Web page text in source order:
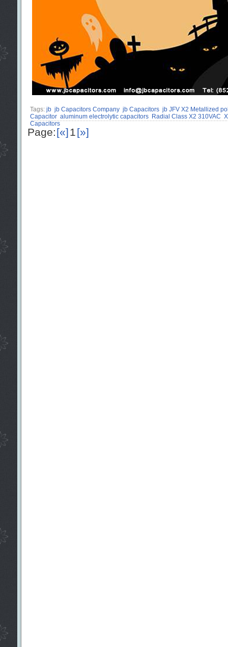
Tags: jb jb Capacitors Company jb Capacitors jb JFV X2 Metallized
Capacitor aluminum electrolytic capacitors Radial Class X2 310VAC
Capacitors
Page:[«]1[»]